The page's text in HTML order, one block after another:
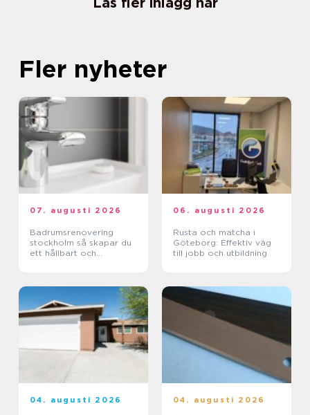
Fler nyheter
07. augusti 2026
Badrumsrenovering
stockholm så skapar du
ett hållbart och
06. augusti 2026
Rusta och matcha i
Göteborg: Effektiv väg
till jobb och utbildning
04. augusti 2026 04. augusti 2026